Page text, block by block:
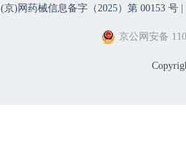
(京)网药械信息备字（2025）第 00153 号 |
京公网安备